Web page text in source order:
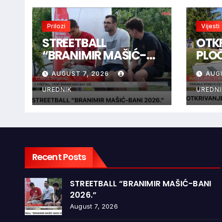
Prilozi
STREETBALL
“BRANIMIR MAŠIĆ-
BANI 2026.”
AUGUST 7, 2026
UREDNIK
Vijesti
Recent Posts
STREETBALL “BRANIMIR MAŠIĆ-BANI
2026.”
August 7, 2026